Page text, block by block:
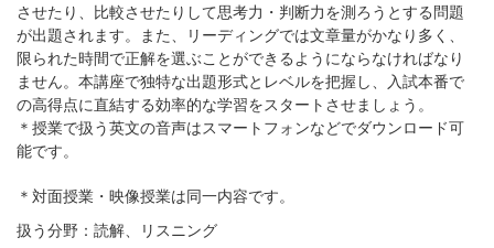
させたり、比較させたりして思考力・判断力を測ろうとする問題
が出題されます。また、リーディングでは文章量がかなり多く、
限られた時間で正解を選ぶことができるようにならなければなり
ません。本講座で独特な出題形式とレベルを把握し、入試本番で
の高得点に直結する効率的な学習をスタートさせましょう。
＊授業で扱う英文の音声はスマートフォンなどでダウンロード可
能です。
＊対面授業・映像授業は同一内容です。
扱う分野：読解、リスニング